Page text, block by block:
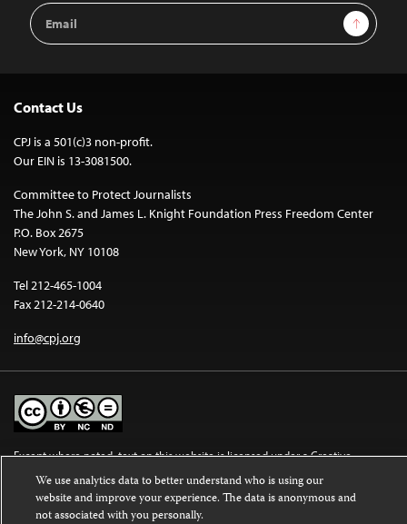
Email
Address
Sign Up
Contact Us
CPJ is a 501(c)3 non-profit.
Our EIN is 13-3081500.
Committee to Protect Journalists
The John S. and James L. Knight Foundation Press Freedom Center
P.O. Box 2675
New York, NY 10108
Tel 212-465-1004
Fax 212-214-0640
info@cpj.org
Except where noted, text on this website is licensed under aCreative
License.
Images and other media are not covered by the Creative Commons license.
We use analytics data to better understand who is using our
website and improve your experience. The data is anonymous and
not associated with you personally.